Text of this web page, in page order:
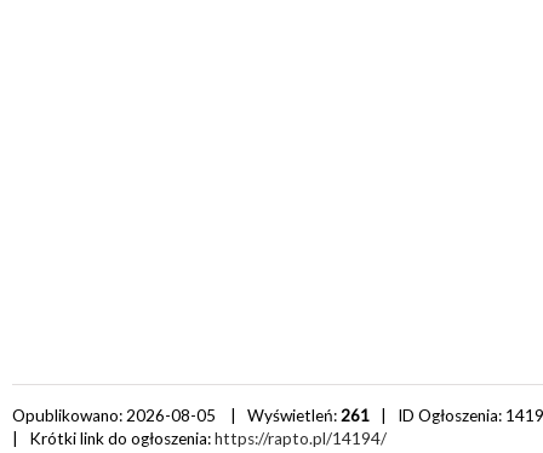
Opublikowano: 2026-08-05 | Wyświetleń: 261 | ID Ogłoszenia:
| Krótki link do ogłoszenia:https://rapto.pl/14194/